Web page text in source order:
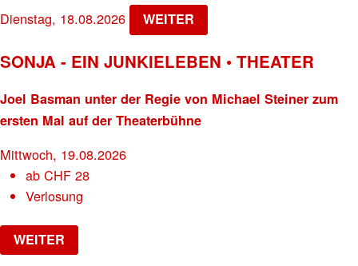
Dienstag, 18.08.2026 WEITER
SONJA - EIN JUNKIELEBEN • THEATER
Joel Basman unter der Regie von Michael Steiner zum
ersten Mal auf der Theaterbühne
Mittwoch, 19.08.2026
abCHF 28
Verlosung
WEITER